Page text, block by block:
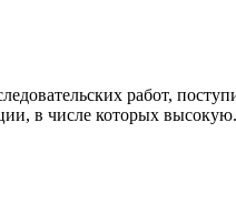
работ,
в числе которых